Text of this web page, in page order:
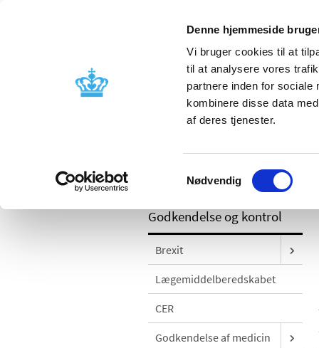
Denne hjemmeside
Vi bruger cookies til at
til at analysere vores
partnere inden for sociale
kombinere disse data
af deres tjenester.
Samtykkevalg
Nødvendig
Godkendelse og
Bivirkninger
"KRKA" 300 mg depottabletter;
Godkendelse og kontrol
Brexit
Lægemiddelberedskabet
CER
Godkendelse af medicin